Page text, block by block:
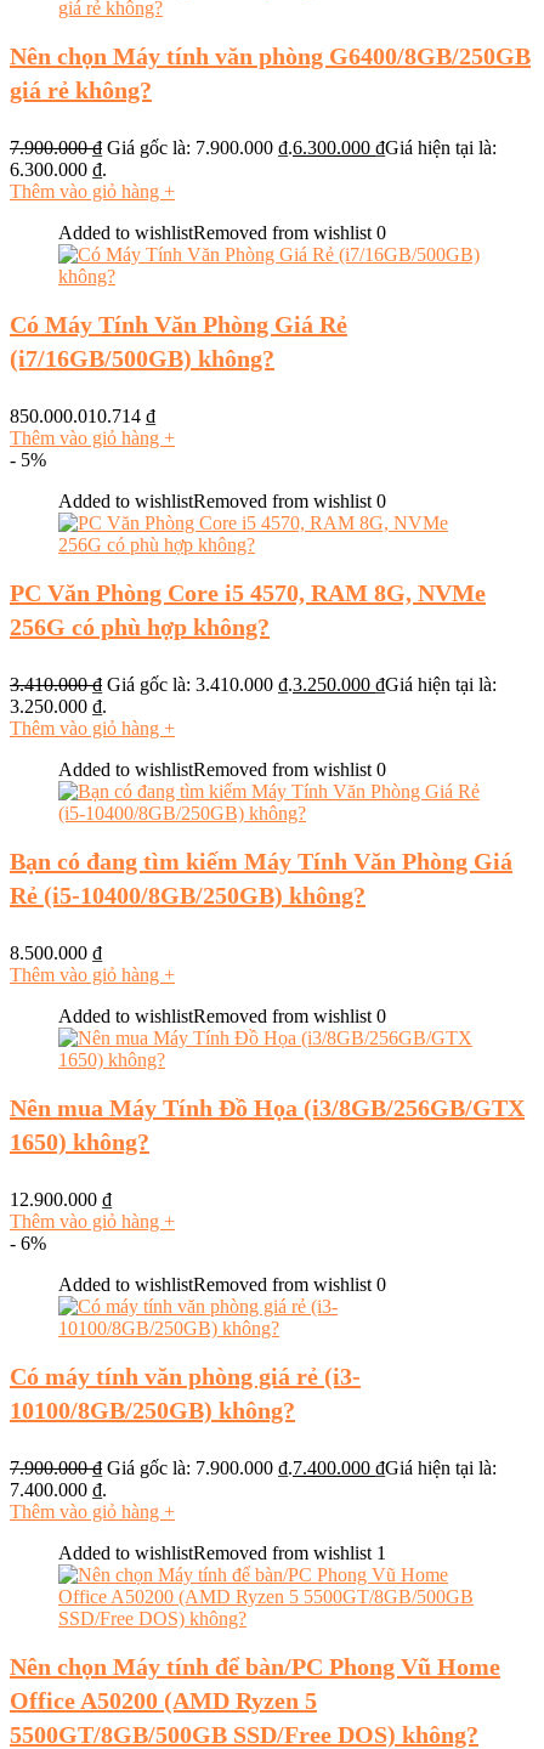
Nên chọn Máy tính văn phòng G6400/8GB/250GB
giá rẻ không?
7.900.000₫ Giá gốc là: 7.900.000 ₫.6.300.000 ₫Giá hiện tại là:
6.300.000 ₫.
Thêm vào giỏ hàng +
Added to wishlistRemoved from wishlist 0
Có Máy Tính Văn Phòng Giá Rẻ
(i7/16GB/500GB) không?
850.000.010.714 ₫
Thêm vào giỏ hàng +
- 5%
Added to wishlistRemoved from wishlist 0
PC Văn Phòng Core i5 4570, RAM 8G, NVMe
256G có phù hợp không?
3.410.000₫ Giá gốc là: 3.410.000 ₫.3.250.000 ₫Giá hiện tại là:
3.250.000 ₫.
Thêm vào giỏ hàng +
Added to wishlistRemoved from wishlist 0
Bạn có đang tìm kiếm Máy Tính Văn Phòng Giá
Rẻ (i5-10400/8GB/250GB) không?
8.500.000 ₫
Thêm vào giỏ hàng +
Added to wishlistRemoved from wishlist 0
Nên mua Máy Tính Đồ Họa (i3/8GB/256GB/GTX
1650) không?
12.900.000 ₫
Thêm vào giỏ hàng +
- 6%
Added to wishlistRemoved from wishlist 0
Có máy tính văn phòng giá rẻ (i3-
10100/8GB/250GB) không?
7.900.000₫ Giá gốc là: 7.900.000 ₫.7.400.000 ₫Giá hiện tại là:
7.400.000 ₫.
Thêm vào giỏ hàng +
Added to wishlistRemoved from wishlist 1
Nên chọn Máy tính để bàn/PC Phong Vũ Home
Office A50200 (AMD Ryzen 5
5500GT/8GB/500GB SSD/Free DOS) không?